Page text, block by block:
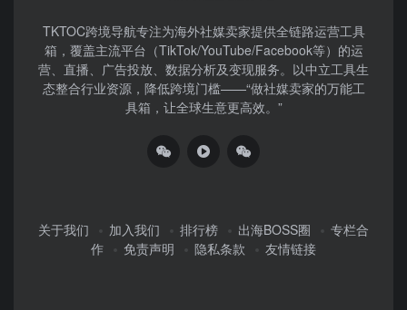
TKTOC跨境导航​专注为海外社媒卖家提供全链路运营工具
箱，覆盖主流平台（TikTok/YouTube/Facebook等）​的运
营、直播、广告投放、数据分析及变现服务。以中立工具生
态整合行业资源，降低跨境门槛——“做社媒卖家的万能工
具箱，让全球生意更高效。”
关于我们 加入我们 排行榜 出海BOSS圈
专栏合
作
免责声明 隐私条款 友情链接